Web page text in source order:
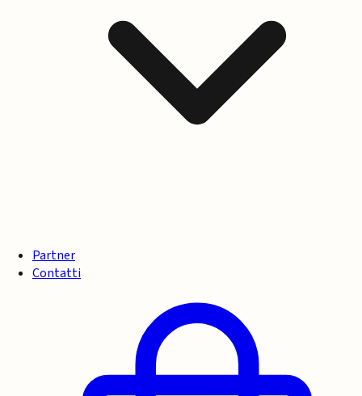
Partner
Contatti